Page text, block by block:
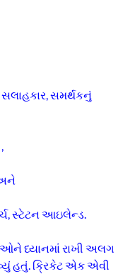
સમર્થકનું
સ્ટેટન આઇલેન્ડ.
ધ્યાનમાં રાખી અલગ
હતું. ક્રિકેટ એક એવી